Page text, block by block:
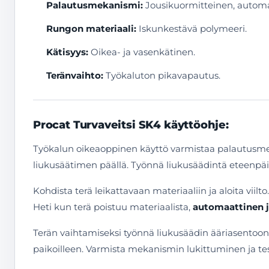
Palautusmekanismi: Jousikuormitteinen,
Rungon materiaali: Iskunkestävä polymeeri.
Kätisyys: Oikea- ja vasenkätinen.
Teränvaihto: Työkaluton pikavapautus.
Procat Turvaveitsi SK4 käyttöohje:
Työkalun oikeaoppinen käyttö varmistaa
liukusäätimen päällä. Työnnä liukusäädintä
Kohdista terä leikattavaan materiaaliin ja aloita
Heti kun terä poistuu materiaalista, automaattinen
Terän vaihtamiseksi työnnä liukusäädin
paikoilleen. Varmista mekanismin lukittuminen ja